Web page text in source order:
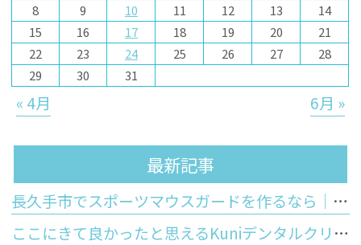
8
9 10 11 12 13
14
15
16 17 18 19 20
21
22
23 24 25 26 27
28
29
30 31
« 4月 6月 »
最新記事
長久手市でスポーツマウスガードを作るなら｜市販品との違いと歯科医院で作るオーダーメイドのメリット
ここにきて良かったと思えるKuniデンタルクリニックの特徴